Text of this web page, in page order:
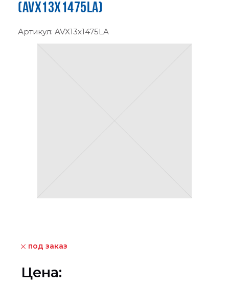
(AVX13X1475LA)
Артикул: AVX13x1475LA
под заказ
Цена: